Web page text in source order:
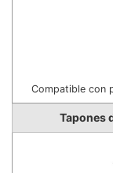
Compatible con
Tapones